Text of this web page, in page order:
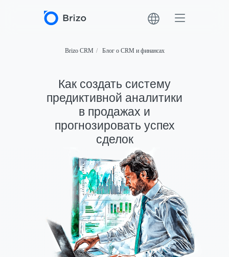
Brizo CRM / Блог о CRM и финансах
Как создать систему
предиктивной аналитики
в продажах и
прогнозировать успех
сделок